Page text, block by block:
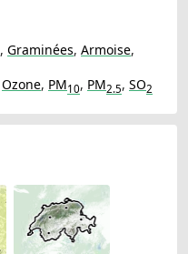
, Graminées, Armoise,
Ozone, PM10, PM2.5, SO2